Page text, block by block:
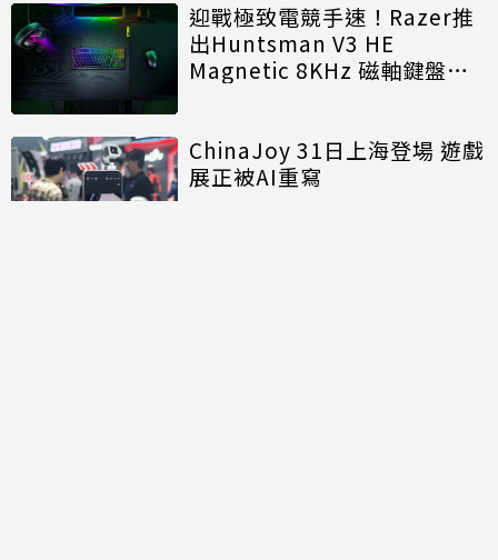
迎戰極致電競手速！Razer推
出Huntsman V3 HE
Magnetic 8KHz 磁軸鍵盤效
ChinaJoy 31日上海登場 遊戲
展正被AI重寫